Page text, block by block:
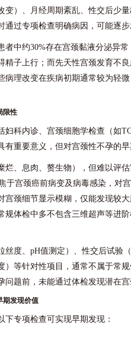
变）、月经周期紊乱、性交后少
过专项检查明确病因，可能逐步
者中约30%存在宫颈黏液分泌异
精子上行；而先天性宫颈发育不
病理改变在疾病初期通常较为轻
限性
妇科内诊、宫颈细胞学检查（如
有重要意义，但对宫颈性不孕的早
烂、息肉、赘生物），但难以评
于宫颈癌前病变及病毒感染，对
宫颈细节显示模糊，仅能发现较
规体检中多不包含三维超声等进
丝度、pH值测定）、性交后试验
）等针对性项目，通常不属于常
题前，未能通过体检发现潜在宫
期发现价值
专项检查可实现早期发现：